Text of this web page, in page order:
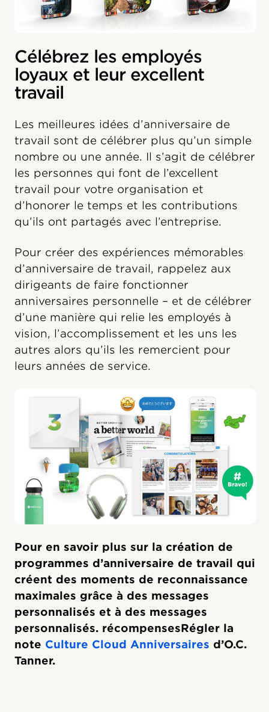
Célébrez les employés
loyaux et leur excellent
travail
Les meilleures idées d’anniversaire de
travail sont de célébrer plus qu’un simple
nombre ou une année. Il s’agit de célébrer
les personnes qui font de l’excellent
travail pour votre organisation et
d’honorer le temps et les contributions
qu’ils ont partagés avec l’entreprise.
Pour créer des expériences mémorables
d’anniversaire de travail, rappelez aux
dirigeants de faire fonctionner
anniversaires personnelle – et de célébrer
d’une manière qui relie les employés à
vision, l’accomplissement et les uns les
autres alors qu’ils les remercient pour
leurs années de service.
Pour en savoir plus sur la création de
programmes d’anniversaire de travail qui
créent des moments de reconnaissance
maximales grâce à des messages
personnalisés et à des messages
personnalisés. récompensesRégler la
note Culture Cloud Anniversaires d’O.C.
Tanner.